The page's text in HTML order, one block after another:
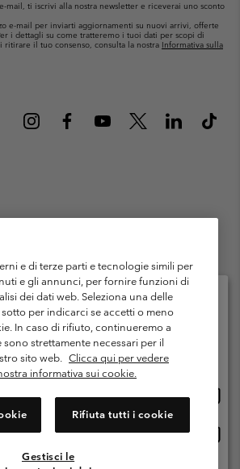
mail, ti iscrivi alla nostra newsletter e riceverai uno sconto
e-mail per inviarti aggiornamenti su nuovi arrivi, offerte
i dettagli su come tratteremo i tuoi dati per scopi di
ritirare il tuo consenso, consulta la nostra Informativa sulla
Generali di Venditaa
Garanzia
di membership
contenuti generati dagli utenti
Impressum
9:00 - 13:00 & 14:00- 18:00
e di terze parti e tecnologie simili per
e gli annunci, per fornire funzioni di
dei dati web. Seleziona una delle
per indicarci se accetti o meno
In caso di rifiuto, continueremo a
strettamente necessari per il
sito web. Clicca qui per vedere
informativa sui cookie.
Rifiuta tutti i cookie
Gestisci le
paese di spedizione e la lingua
online disponibile
online
online